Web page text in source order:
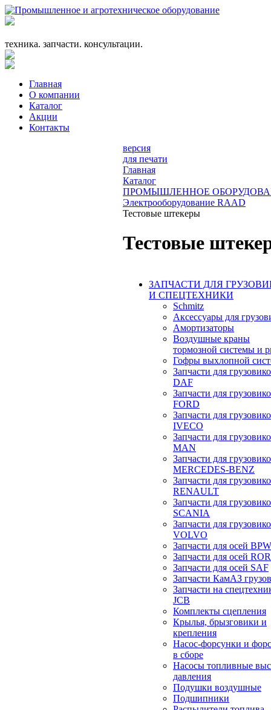
техника. запчасти. консультации.
Главная
О компании
Каталог
Акции
Контакты
версия
для печати
Главная
Каталог
ПРОМЫШЛЕННОЕ
Электрооборудование RAAD
Тестовые штекеры
Тестовые
ЗАПЧАСТИ ДЛЯ
И СПЕЦТЕХНИКИ
Schmitz
Аксессуары для
Амортизаторы
Воздушные краны
тормозной системы и
Гофры выхлопной
Запчасти для
DAF
Запчасти для
FORD
Запчасти для
IVECO
Запчасти для
MAN
Запчасти для
MERCEDES-BENZ
Запчасти для
RENAULT
Запчасти для
SCANIA
Запчасти для
VOLVO
Запчасти для осей BPW
Запчасти для осей ROR
Запчасти для осей SAF
Запчасти КамАЗ
Запчасти на
JCB
Комплекты сцепления
Крылья, брызговики и
крепления
Насос-форсунки и
в сборе
Насосы топливные
давления
Подушки воздушные
Подшипники